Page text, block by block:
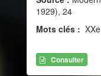
1929), 24
Mots clés :
Consulter